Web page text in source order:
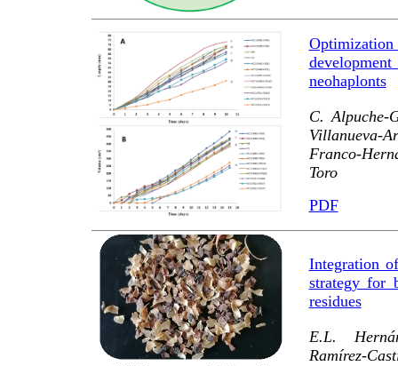
neohaplonts
C. Alpuche-
Villanueva-
Franco-
Toro
PDF
Integration
strategy for
residues
E.L.
Ramírez-